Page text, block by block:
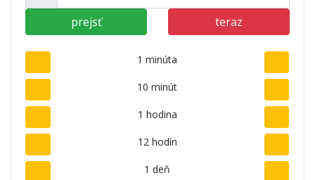
prejsť teraz
1 minúta
10 minút
1 hodina
12 hodín
1 deň